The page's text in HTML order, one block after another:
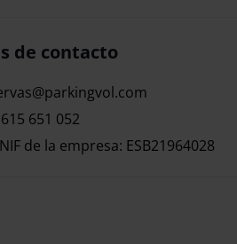
T1 y T2.
plazas de aparcamiento
con un servicio de recogida
de contacto
651 052
de la empresa: ESB21964028